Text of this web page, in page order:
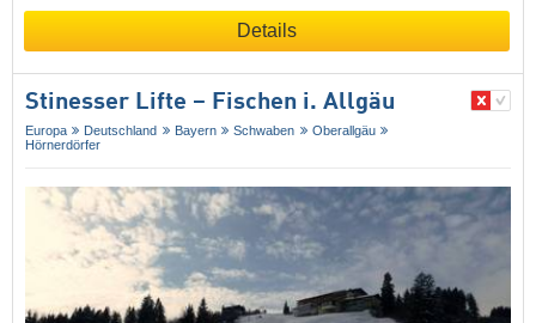
Details
Stinesser Lifte – Fischen i. Allgäu
Europa Deutschland Bayern Schwaben
Oberallgäu
Hörnerdörfer